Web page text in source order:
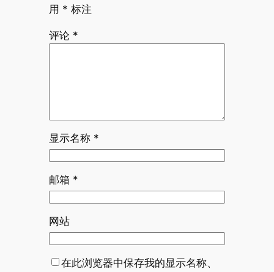
用 * 标注
评论 *
显示名称 *
邮箱 *
网站
在此浏览器中保存我的显示名称、